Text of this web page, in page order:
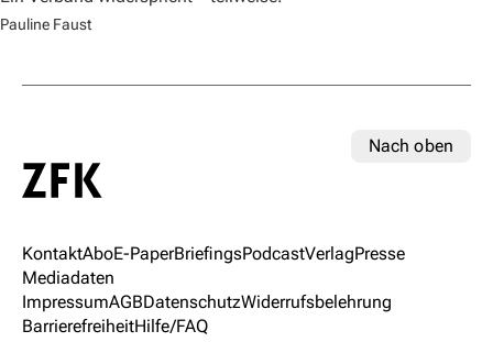
Pauline Faust
Nach oben
KontaktAboE-PaperBriefingsPodcastVerlagPresse
Mediadaten
ImpressumAGBDatenschutzWiderrufsbelehrung
BarrierefreiheitHilfe/FAQ